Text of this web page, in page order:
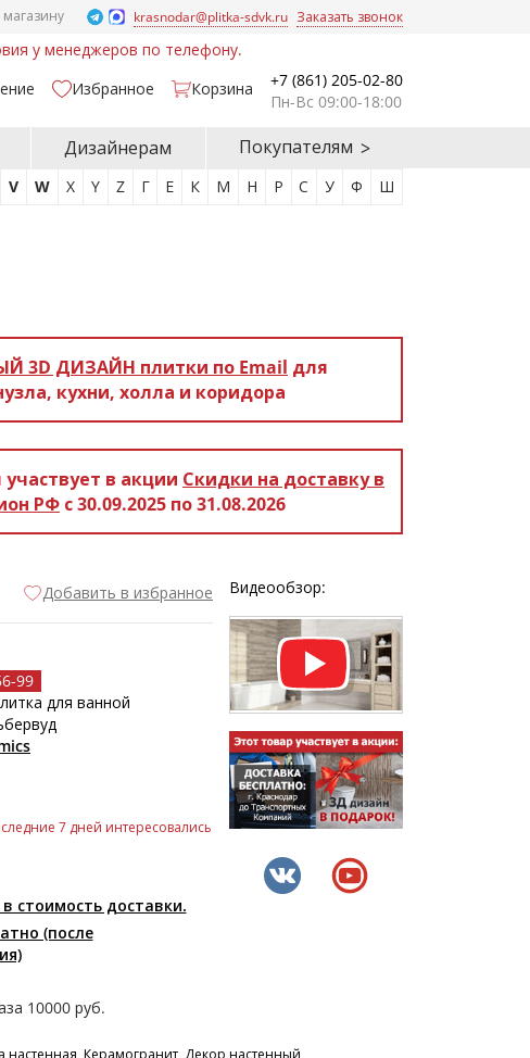
krasnodar@plitka-sdvk.ru Заказать звонок
у менеджеров по телефону.
Избранное Корзина
+7 (861) 205-02-80
Пн-Вс 09:00-18:00
Дизайнерам Покупателям
V W X Y Z Г Е К М Н Р С У Ф Ш
3D ДИЗАЙН плитки по Email для
кухни, холла и коридора
в акции Скидки на доставку в
РФ с 30.09.2025 по 31.08.2026
Добавить в избранное
-99
для ванной
7 дней интересовались
стоимость доставки.
(после
10000 руб.
Видеообзор:
настенная, Керамогранит, Декор настенный,